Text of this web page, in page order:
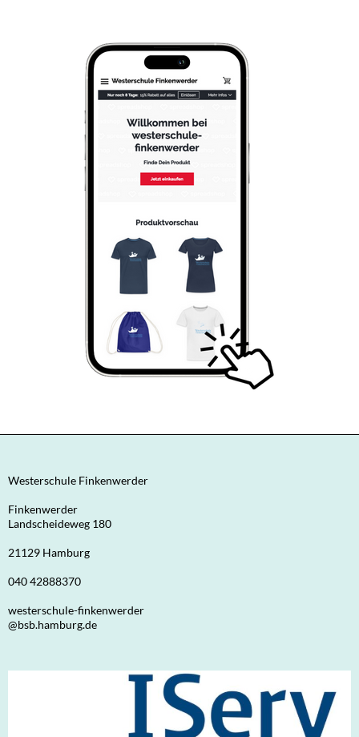
Westerschule Finkenwerder
Finkenwerder
Landscheideweg 180
21129 Hamburg
040 42888370
westerschule-finkenwerder
@bsb.hamburg.de